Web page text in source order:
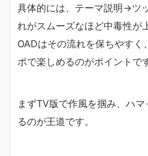
具体的には、テーマ説明→ツ
れがスムーズなほど中毒性が
OADはその流れを保ちやすく
ポで楽しめるのがポイントで
まずTV版で作風を掴み、ハ
るのが王道です。